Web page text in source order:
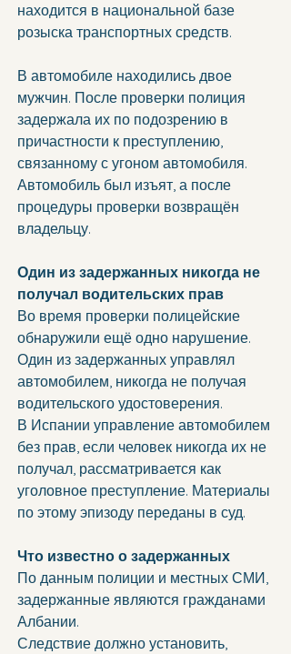
находится в национальной базе
розыска транспортных средств.
В автомобиле находились двое
мужчин. После проверки полиция
задержала их по подозрению в
причастности к преступлению,
связанному с угоном автомобиля.
Автомобиль был изъят, а после
процедуры проверки возвращён
владельцу.
Один из задержанных никогда не
получал водительских прав
Во время проверки полицейские
обнаружили ещё одно нарушение.
Один из задержанных управлял
автомобилем, никогда не получая
водительского удостоверения.
В Испании управление автомобилем
без прав, если человек никогда их не
получал, рассматривается как
уголовное преступление. Материалы
по этому эпизоду переданы в суд.
Что известно о задержанных
По данным полиции и местных СМИ,
задержанные являются гражданами
Албании.
Следствие должно установить,